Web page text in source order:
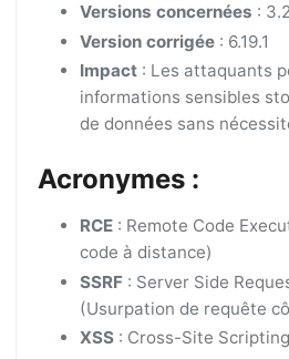
Versions concernées :
Version corrigée: 6.19.1
Impact: Les attaquants
informations sensibles
de données sans
Acronymes :
RCE: Remote Code
code à distance)
SSRF: Server Side
(Usurpation de requête
XSS: Cross-Site